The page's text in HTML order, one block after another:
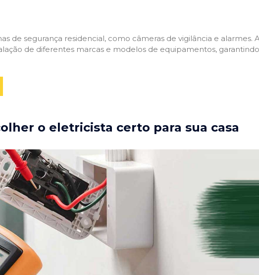
de segurança residencial, como câmeras de vigilância e alarmes.
de diferentes marcas e modelos de equipamentos,
o eletricista certo para sua casa